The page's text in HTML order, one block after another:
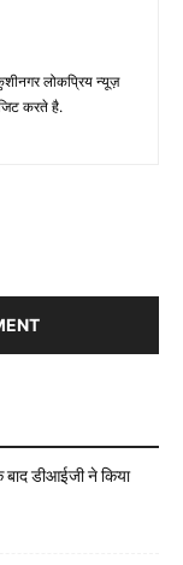
लोकप्रिय न्यूज़
करते है.
बाद डीआईजी ने किया